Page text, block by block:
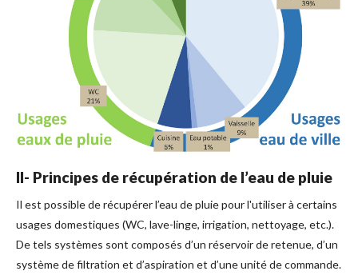
II- Principes de récupération de l’eau de pluie
Il est possible de récupérer l’eau de pluie pour l'utiliser à certains
usages domestiques (WC, lave-linge, irrigation, nettoyage, etc.).
De tels systèmes sont composés d’un réservoir de retenue, d’un
système de filtration et d’aspiration et d’une unité de commande.